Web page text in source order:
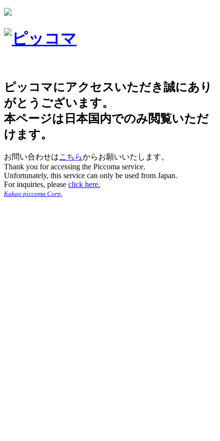
ピッコマにアクセスいただき誠にあり
がとうございます。
本ページは日本国内でのみ閲覧いただ
けます。
お問い合わせはこちらからお願いいたします。
Thank you for accessing the Piccoma service.
Unfortunately, this service can only be used from Japan.
For inquiries, please click here.
Kakao piccoma Corp.